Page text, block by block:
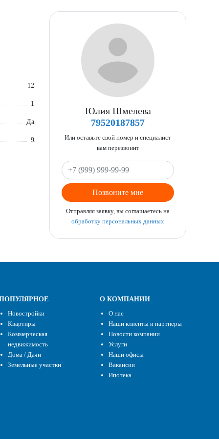
12
1
Да
9
Юлия Шмелева
79520187857
Или оставьте свой номер и специалист
вам перезвонит
Позвоните мне
Отправляя заявку, вы соглашаетесь на
обработку персональных данных
Новостройки
Квартиры
Коммерческая
недвижимость
Дома / Дачи
Земельные участки
О КОМПАНИИ
О нас
Наши клиенты и партнеры
Новости компании
Услуги
Наши офисы
Вакансии
Ипотека